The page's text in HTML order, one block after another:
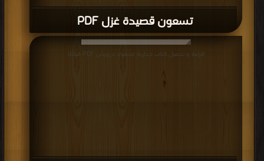
تسعون قصيدة غزل PDF
قراءة و تحميل كتاب جدارية محمود درويش PDF مجانا